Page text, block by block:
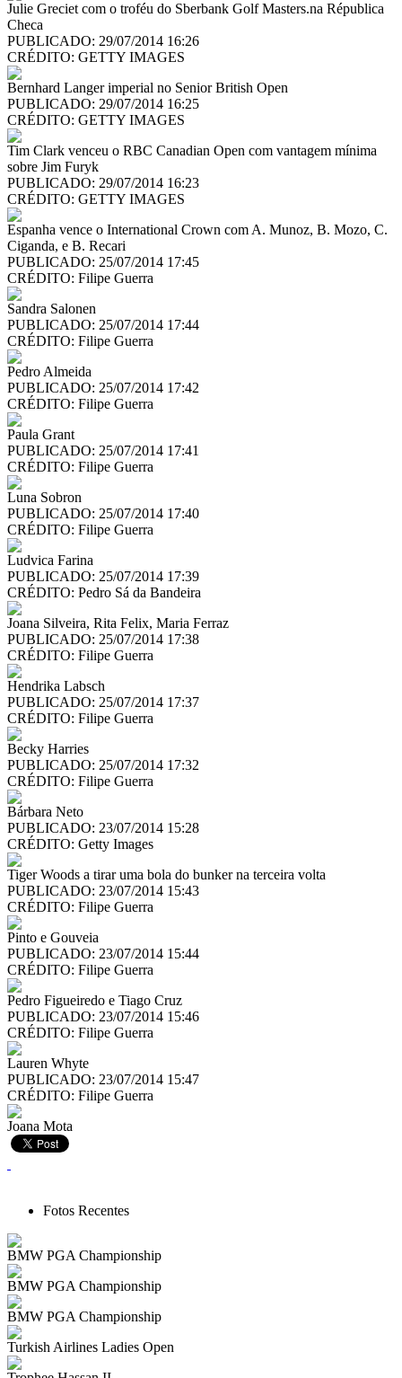
Julie Greciet com o troféu do Sberbank Golf Masters.na Républica
Checa
PUBLICADO: 29/07/2014 16:26
CRÉDITO: GETTY IMAGES
Bernhard Langer imperial no Senior British Open
PUBLICADO: 29/07/2014 16:25
CRÉDITO: GETTY IMAGES
Tim Clark venceu o RBC Canadian Open com vantagem mínima
sobre Jim Furyk
PUBLICADO: 29/07/2014 16:23
CRÉDITO: GETTY IMAGES
Espanha vence o International Crown com A. Munoz, B. Mozo, C.
Ciganda, e B. Recari
PUBLICADO: 25/07/2014 17:45
CRÉDITO: Filipe Guerra
Sandra Salonen
PUBLICADO: 25/07/2014 17:44
CRÉDITO: Filipe Guerra
Pedro Almeida
PUBLICADO: 25/07/2014 17:42
CRÉDITO: Filipe Guerra
Paula Grant
PUBLICADO: 25/07/2014 17:41
CRÉDITO: Filipe Guerra
Luna Sobron
PUBLICADO: 25/07/2014 17:40
CRÉDITO: Filipe Guerra
Ludvica Farina
PUBLICADO: 25/07/2014 17:39
CRÉDITO: Pedro Sá da Bandeira
Joana Silveira, Rita Felix, Maria Ferraz
PUBLICADO: 25/07/2014 17:38
CRÉDITO: Filipe Guerra
Hendrika Labsch
PUBLICADO: 25/07/2014 17:37
CRÉDITO: Filipe Guerra
Becky Harries
PUBLICADO: 25/07/2014 17:32
CRÉDITO: Filipe Guerra
Bárbara Neto
PUBLICADO: 23/07/2014 15:28
CRÉDITO: Getty Images
Tiger Woods a tirar uma bola do bunker na terceira volta
PUBLICADO: 23/07/2014 15:43
CRÉDITO: Filipe Guerra
Pinto e Gouveia
PUBLICADO: 23/07/2014 15:44
CRÉDITO: Filipe Guerra
Pedro Figueiredo e Tiago Cruz
PUBLICADO: 23/07/2014 15:46
CRÉDITO: Filipe Guerra
Lauren Whyte
PUBLICADO: 23/07/2014 15:47
CRÉDITO: Filipe Guerra
Joana Mota
Fotos Recentes
BMW PGA Championship
BMW PGA Championship
BMW PGA Championship
Turkish Airlines Ladies Open